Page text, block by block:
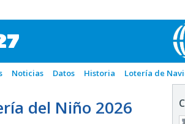
Noticias Datos Historia Lotería de
del Niño 2026